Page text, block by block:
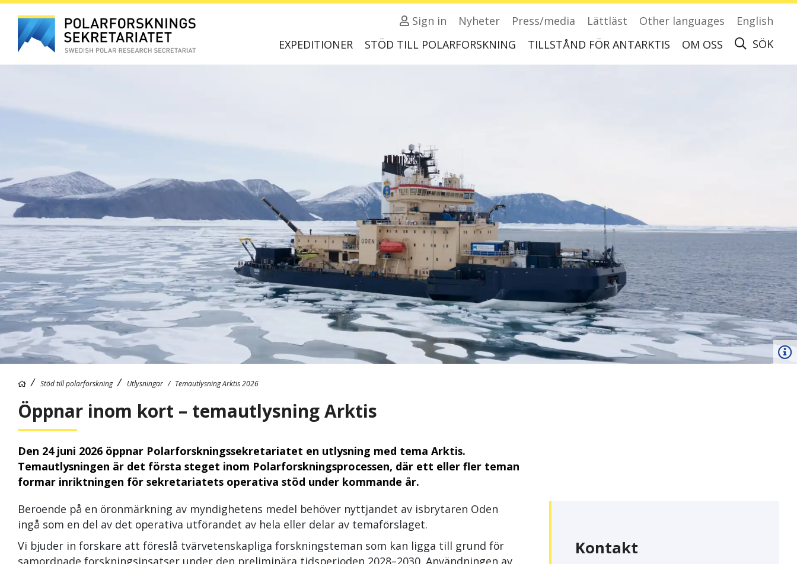
Sign in Nyheter Press/media Lättläst Other languages
English
EXPEDITIONER
STÖD TILL POLARFORSKNING TILLSTÅND FÖR ANTARKTIS OM OSS SÖK
Stöd till polarforskning Utlysningar Temautlysning Arktis 2026
Öppnar inom kort – temautlysning Arktis
Den 24 juni 2026 öppnar Polarforskningssekretariatet en utlysning med tema Arktis.
Temautlysningen är det första steget inom Polarforskningsprocessen, där ett eller fler teman
formar inriktningen för sekretariatets operativa stöd under kommande år.
Beroende på en öronmärkning av myndighetens medel behöver nyttjandet av isbrytaren Oden
ingå som en del av det operativa utförandet av hela eller delar av temaförslaget.
Vi bjuder in forskare att föreslå tvärvetenskapliga forskningsteman som kan ligga till grund för
Kontakt